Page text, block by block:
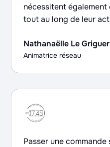
nécessitent
tout au long de leur
Nathanaëlle Le Griguer
Animatrice réseau
Passer une